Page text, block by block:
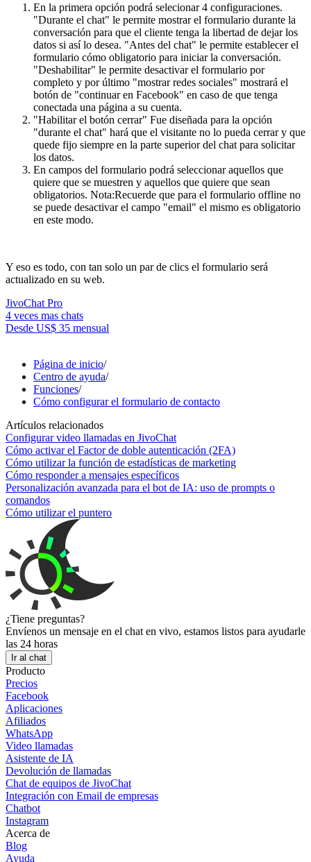
En la primera opción podrá selecionar 4 configuraciones.
"Durante el chat" le permite mostrar el formulario durante la
conversación para que el cliente tenga la libertad de dejar los
datos si así lo desea. "Antes del chat" le permite establecer el
formulario cómo obligatorio para iniciar la conversación.
"Deshabilitar" le permite desactivar el formulario por
completo y por último "mostrar redes sociales" mostrará el
botón de "continuar en Facebook" en caso de que tenga
conectada una página a su cuenta.
"Habilitar el botón cerrar" Fue diseñada para la opción
"durante el chat" hará que el visitante no lo pueda cerrar y que
quede fijo siempre en la parte superior del chat para solicitar
los datos.
En campos del formulario podrá seleccionar aquellos que
quiere que se muestren y aquellos que quiere que sean
obligatorios. Nota:Recuerde que para el formulario offline no
se puede desactivar el campo "email" el mismo es obligatorio
en este modo.
Y eso es todo, con tan solo un par de clics el formulario será
actualizado en su web.
JivoChat Pro
4 veces mas chats
Desde US$ 35 mensual
Página de inicio/
Centro de ayuda/
Funciones/
Cómo configurar el formulario de contacto
Artículos relacionados
Configurar video llamadas en JivoChat
Cómo activar el Factor de doble autenticación (2FA)
Cómo utilizar la función de estadísticas de marketing
Cómo responder a mensajes específicos
Personalización avanzada para el bot de IA: uso de prompts o
comandos
Cómo utilizar el puntero
¿Tiene preguntas?
Envíenos un mensaje en el chat en vivo, estamos listos para ayudarle
las 24 horas
Ir al chat
Producto
Precios
Facebook
Aplicaciones
Afiliados
WhatsApp
Video llamadas
Asistente de IA
Devolución de llamadas
Chat de equipos de JivoChat
Integración con Email de empresas
Chatbot
Instagram
Acerca de
Blog
Ayuda